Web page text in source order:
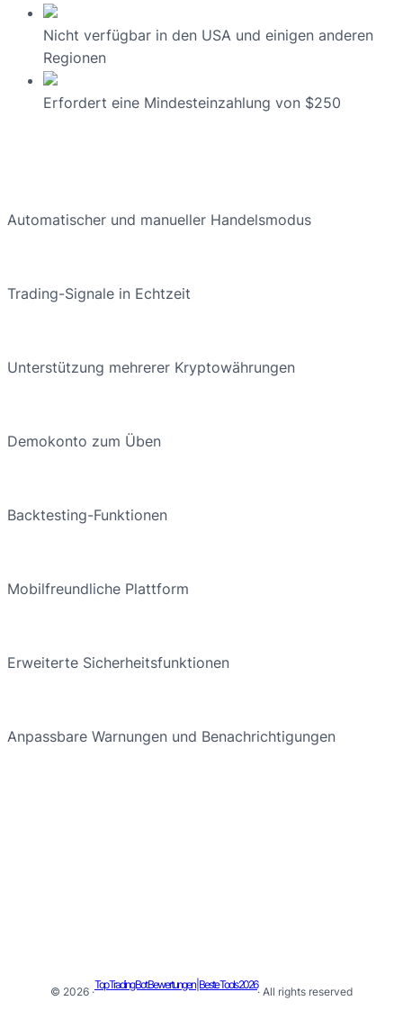
Nicht verfügbar in den USA und einigen anderen
Regionen
Erfordert eine Mindesteinzahlung von $250
Automatischer und manueller Handelsmodus
Trading-Signale in Echtzeit
Unterstützung mehrerer Kryptowährungen
Demokonto zum Üben
Backtesting-Funktionen
Mobilfreundliche Plattform
Erweiterte Sicherheitsfunktionen
Anpassbare Warnungen und Benachrichtigungen
© 2026 ·
Top Trading Bot Bewertungen | Beste Tools 2026
· All rights reserved